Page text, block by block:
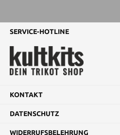
SERVICE-HOTLINE
KONTAKT
DATENSCHUTZ
WIDERRUFSBELEHRUNG